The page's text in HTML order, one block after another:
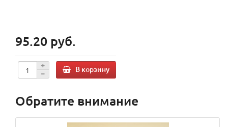
95.20 руб.
В корзину
Обратите внимание